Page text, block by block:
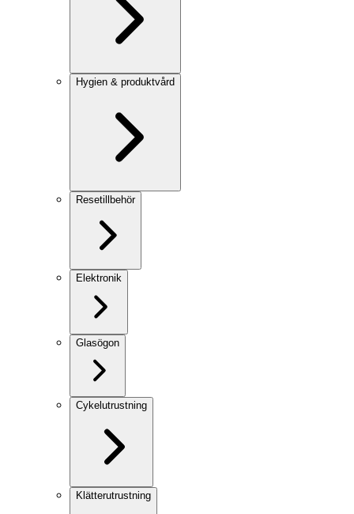
Hygien & produktvård
Resetillbehör
Elektronik
Glasögon
Cykelutrustning
Klätterutrustning